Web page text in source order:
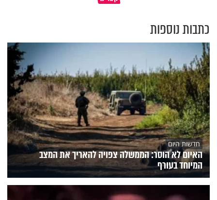
כתבות נוספות
חדשות היום
האיום לא הוסר: הממשלה צפויה להאריך את המצב
המיוחד בעורף